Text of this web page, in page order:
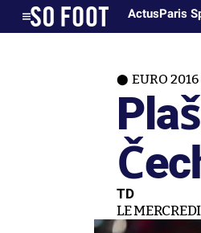
ActusParis
EURO 2016
TD
LE